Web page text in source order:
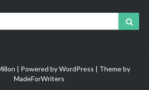
| Powered byWordPress | Theme by
MadeForWriters